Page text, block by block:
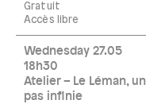
Gratuit
Accès libre
Wednesday 27.05
18h30
Atelier – Le Léman,
pas infinie